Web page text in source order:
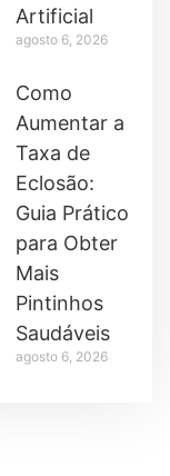
Artificial
agosto 6, 2026
Como
Aumentar a
Taxa de
Eclosão:
Guia Prático
para Obter
Mais
Pintinhos
Saudáveis
agosto 6, 2026